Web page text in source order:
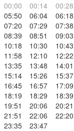
00:00
00:14 00:28
05:50
06:04 06:18
07:20
07:29 07:38
08:39
08:51 09:03
10:18
10:30 10:43
11:58
12:10 12:22
13:35
13:48 14:01
15:14
15:26 15:37
16:45
16:57 17:09
18:19
18:29 18:39
19:51
20:06 20:21
21:51
22:06 22:20
23:35
23:47